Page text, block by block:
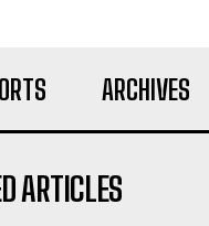
ARCHIVES
ARTICLES